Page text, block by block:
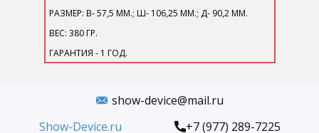
РАЗМЕР: В- 57,5 ММ.; Ш- 106,25 ММ.; Д- 90,2 ММ.
ВЕС: 380 ГР.
ГАРАНТИЯ - 1 ГОД.
show-device@mail.ru
+7 (977) 289-7225
Show-Device.ru